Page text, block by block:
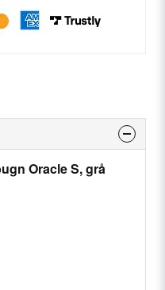
Oracle S, grå